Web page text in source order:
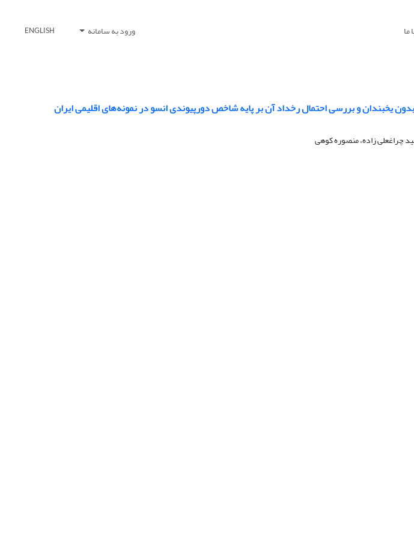
ورود به سامانه ENGLISH
یخبندان و بررسی احتمال رخداد آن بر پایه شاخص دورپیوندی انسو در نمونه‌های اقلیمی ایران
چراغعلی زاده، منصوره کوهی